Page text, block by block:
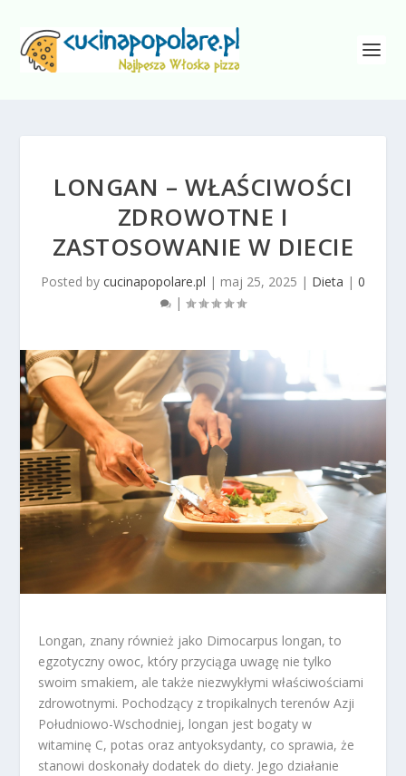
LONGAN – WŁAŚCIWOŚCI
ZDROWOTNE I
ZASTOSOWANIE W DIECIE
Posted by cucinapopolare.pl | maj 25, 2025 | Dieta | 0
|
Longan, znany również jako Dimocarpus longan, to
egzotyczny owoc, który przyciąga uwagę nie tylko
swoim smakiem, ale także niezwykłymi właściwościami
zdrowotnymi. Pochodzący z tropikalnych terenów Azji
Południowo-Wschodniej, longan jest bogaty w
witaminę C, potas oraz antyoksydanty, co sprawia, że
stanowi doskonały dodatek do diety. Jego działanie